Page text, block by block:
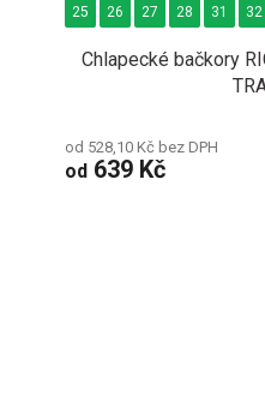
Chlapecké bačkory
od 528,10 Kč bez DPH
od 639 Kč
25 26 27 28 31 32